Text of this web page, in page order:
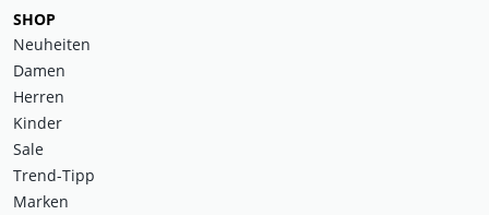
SHOP
Neuheiten
Damen
Herren
Kinder
Sale
Trend-Tipp
Marken